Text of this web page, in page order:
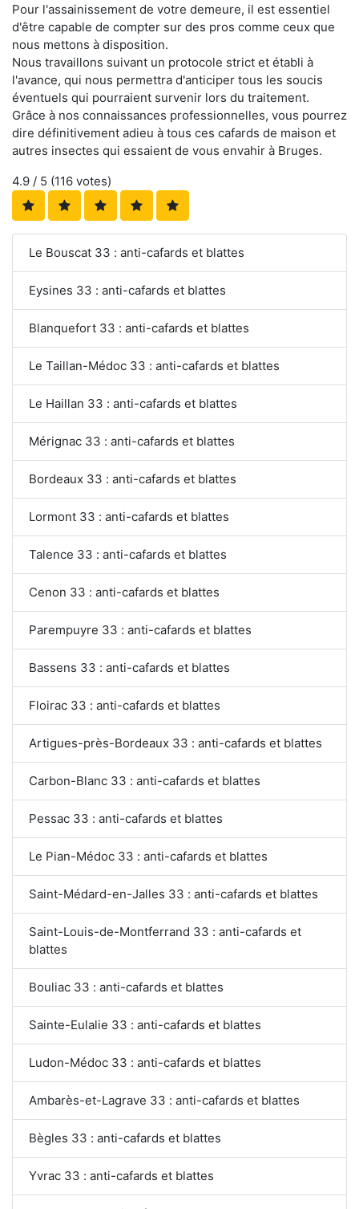
Pour l'assainissement de votre demeure, il est essentiel
d'être capable de compter sur des pros comme ceux que
nous mettons à disposition.
Nous travaillons suivant un protocole strict et établi à
l'avance, qui nous permettra d'anticiper tous les soucis
éventuels qui pourraient survenir lors du traitement.
Grâce à nos connaissances professionnelles, vous pourrez
dire définitivement adieu à tous ces cafards de maison et
autres insectes qui essaient de vous envahir à Bruges.
4.9 / 5 (116 votes)
Le Bouscat 33 : anti-cafards et blattes
Eysines 33 : anti-cafards et blattes
Blanquefort 33 : anti-cafards et blattes
Le Taillan-Médoc 33 : anti-cafards et blattes
Le Haillan 33 : anti-cafards et blattes
Mérignac 33 : anti-cafards et blattes
Bordeaux 33 : anti-cafards et blattes
Lormont 33 : anti-cafards et blattes
Talence 33 : anti-cafards et blattes
Cenon 33 : anti-cafards et blattes
Parempuyre 33 : anti-cafards et blattes
Bassens 33 : anti-cafards et blattes
Floirac 33 : anti-cafards et blattes
Artigues-près-Bordeaux 33 : anti-cafards et blattes
Carbon-Blanc 33 : anti-cafards et blattes
Pessac 33 : anti-cafards et blattes
Le Pian-Médoc 33 : anti-cafards et blattes
Saint-Médard-en-Jalles 33 : anti-cafards et blattes
Saint-Louis-de-Montferrand 33 : anti-cafards et
blattes
Bouliac 33 : anti-cafards et blattes
Sainte-Eulalie 33 : anti-cafards et blattes
Ludon-Médoc 33 : anti-cafards et blattes
Ambarès-et-Lagrave 33 : anti-cafards et blattes
Bègles 33 : anti-cafards et blattes
Yvrac 33 : anti-cafards et blattes